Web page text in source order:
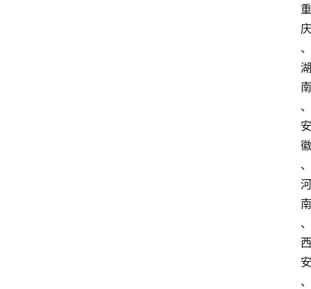
重
庆
、
湖
南
、
安
徽
、
河
南
、
西
安
、